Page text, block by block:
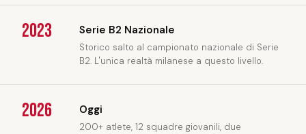
2023 Serie B2 Nazionale
Storico salto al campionato nazionale di Serie
B2. L'unica realtà milanese a questo livello.
2026 Oggi
200+ atlete, 12 squadre giovanili, due